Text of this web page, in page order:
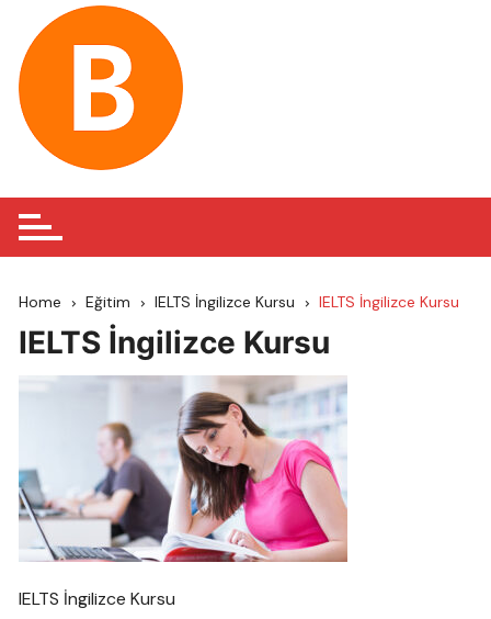
content
Home Eğitim IELTS İngilizce Kursu IELTS İngilizce Kursu
IELTS İngilizce Kursu
IELTS İngilizce Kursu